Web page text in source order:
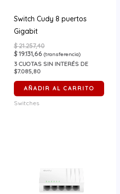
Switch Cudy 8 puertos
Gigabit
$21.257,40
$19.131,66 (transferencia)
3 CUOTAS SIN INTERÉS DE
$7.085,80
AÑADIR AL CARRITO
Switches